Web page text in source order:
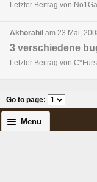
Letzter Beitrag von
Akhorahil am 23 Mai,
3 verschiedene
Letzter Beitrag von
Go to page:
Menu